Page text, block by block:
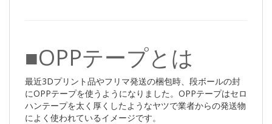
■OPPテープとは
最近3Dプリント品やフリマ発送の梱包時、段ボールの封
にOPPテープを使うようになりました。OPPテープはセロ
ハンテープを太く厚くしたようなヤツで業者からの発送物
によく使われているイメージです。